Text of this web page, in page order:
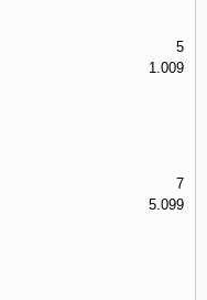
5
1.009
7
5.099